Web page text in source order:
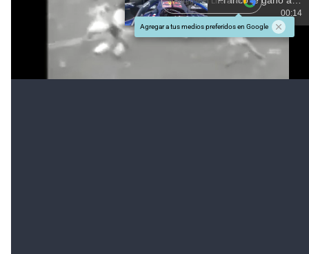
Agregar a tus medios preferidos en Google
#TEMAS: